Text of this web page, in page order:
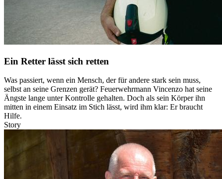
Ein Retter lässt sich retten
Was passiert, wenn ein Mensch, der für andere stark sein muss,
selbst an seine Grenzen gerät? Feuerwehrmann Vincenzo hat seine
Ängste lange unter Kontrolle gehalten. Doch als sein Körper ihn
mitten in einem Einsatz im Stich lässt, wird ihm klar: Er braucht
Hilfe.
Story